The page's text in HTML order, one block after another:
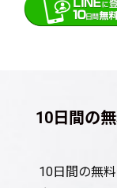
10日間の
10日間の無